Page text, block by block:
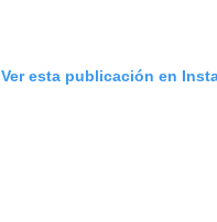
Ver esta publicación en